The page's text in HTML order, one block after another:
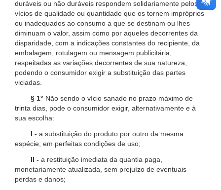
duráveis ou não duráveis respondem solidariamente pelos
vícios de qualidade ou quantidade que os tornem impróprios
ou inadequados ao consumo a que se destinam ou lhes
diminuam o valor, assim como por aqueles decorrentes da
disparidade, com a indicações constantes do recipiente, da
embalagem, rotulagem ou mensagem publicitária,
respeitadas as variações decorrentes de sua natureza,
podendo o consumidor exigir a substituição das partes
viciadas.
§ 1° Não sendo o vício sanado no prazo máximo de
trinta dias, pode o consumidor exigir, alternativamente e à
sua escolha:
I - a substituição do produto por outro da mesma
espécie, em perfeitas condições de uso;
II - a restituição imediata da quantia paga,
monetariamente atualizada, sem prejuízo de eventuais
perdas e danos;